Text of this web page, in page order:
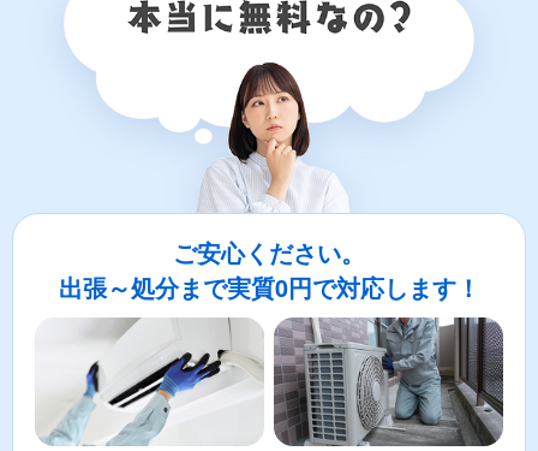
ご安心ください。
出張～処分まで実質0円で対応します！